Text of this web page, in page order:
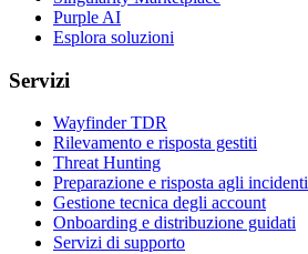
Purple AI
Esplora soluzioni
Servizi
Wayfinder TDR
Rilevamento e risposta gestiti
Threat Hunting
Preparazione e risposta agli incidenti
Gestione tecnica degli account
Onboarding e distribuzione guidati
Servizi di supporto